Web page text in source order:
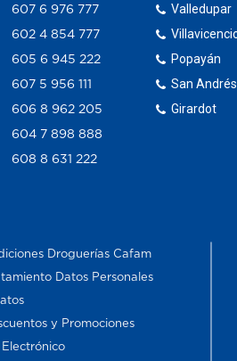
607 6 976 777
602 4 854 777
605 6 945 222
607 5 956 111
606 8 962 205
604 7 898 888
608 8 631 222
Valledupar
Popayán
San Andrés
Girardot
Droguerías Cafam
Datos Personales
y Promociones